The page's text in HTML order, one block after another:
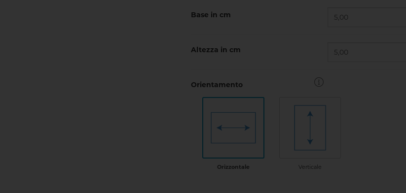
Base in cm
Altezza in cm
Orientamento
Orizzontale Verticale